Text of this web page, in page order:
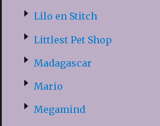
Lilo en Stitch
Littlest Pet Shop
Madagascar
Mario
Megamind